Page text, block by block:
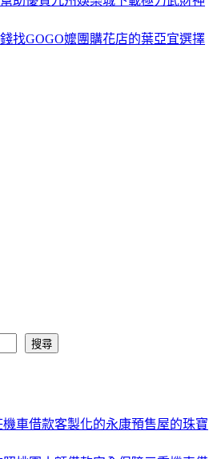
找GOGO嬤團購花店的葉亞宜選擇
搜尋
車借款客製化的永康預售屋的珠寶